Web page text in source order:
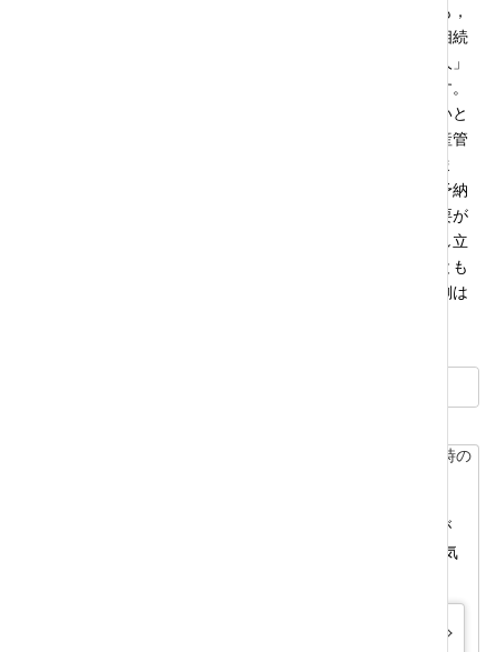
られませんでした。これは１審・２審とも同じで，その理由も，
失踪宣告はとりあえずの財産管理ではなく，死亡扱いをして相続
の手続きを進めるなど影響が大きいからそれだけ「利害関係人」
の範囲は狭める必要があるからという趣旨の話を挙げています。
また，そこでは単に契約上の義務や権利を持つ方は該当しないと
されているため，何かしらの権利を回収する方は「不在者財産管
理人」の制度をとりあえず利用することになるものと思われま
す。この制度を利用するにも，管理人の報酬などのための「予納
金」（まとまったお金）を裁判所に申し立ての際に収める必要が
あります。そこまでするだけの理由があるのかという点が申し立
てをするかどうかの判断のポイントになりそうです。少なくとも
今回の裁判所の判断を前提にする限りでは，財産管理を行う側は
早くから弁護士のサポートを得ることで、解決できることが
たくさんあります。後悔しないためにも、1人で悩まず、お気